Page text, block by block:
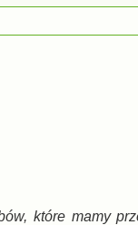
które mamy